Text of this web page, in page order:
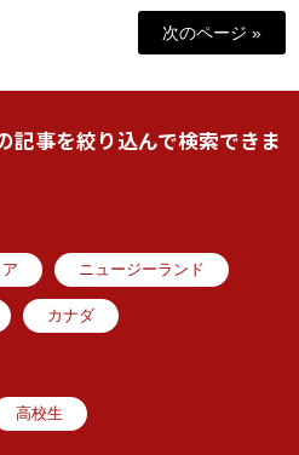
次のページ »
記事を絞り込んで検索できま
ニュージーランド
カナダ
高校生